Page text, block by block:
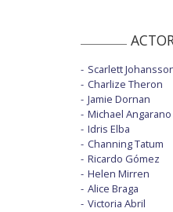
Scarlett
Charlize Theron
Jamie Dornan
Michael Angarano
Idris Elba
Channing Tatum
Ricardo Gómez
Helen Mirren
Alice Braga
Victoria Abril